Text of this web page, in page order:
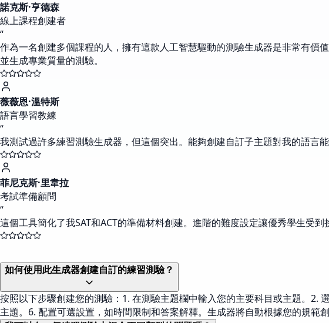
諾克斯·亨德森
線上課程創建者
“
作為一名創建多個課程的人，擁有這款人工智慧驅動的測驗生成器是非常有價
並生成專業質量的測驗。
薇薇恩·溫特斯
語言學習教練
“
我測試過許多練習測驗生成器，但這個突出。能夠創建自訂子主題對我的語言
菲尼克斯·里韋拉
考試準備顧問
“
這個工具簡化了我SAT和ACT的準備材料創建。進階的難度設定讓優秀學生受
如何使用此生成器創建自訂的練習測驗？
按照以下步驟創建您的測驗：1. 在測驗主題欄中輸入您的主要科目或主題。2.
主題。6. 配置可選設置，如時間限制和答案解釋。生成器將自動根據您的規範